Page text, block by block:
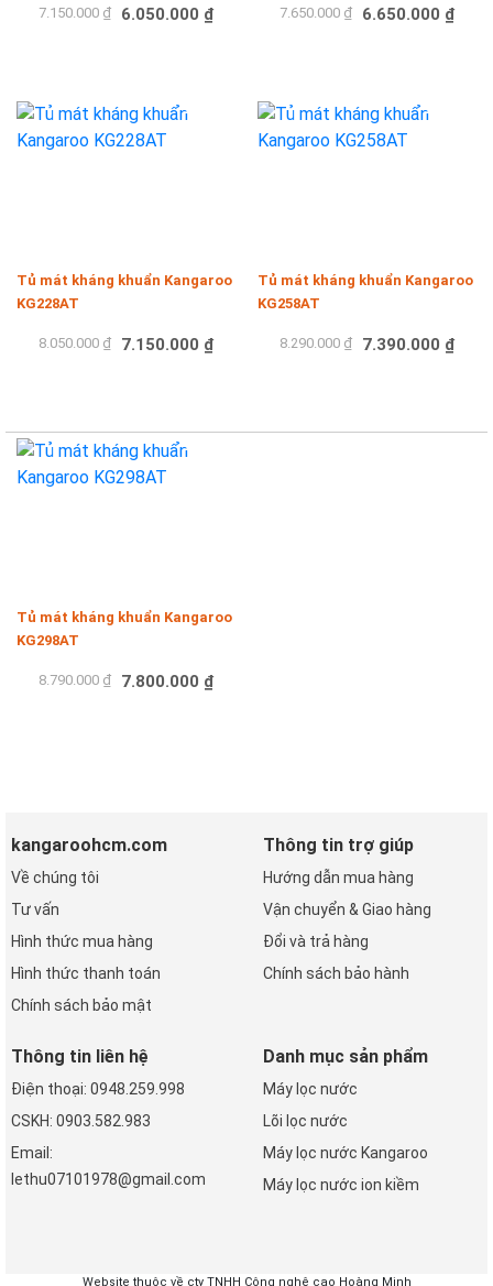
7.150.000 ₫ 6.050.000 ₫ 7.650.000 ₫ 6.650.000 ₫
-11%
Tủ mát kháng khuẩn Kangaroo
KG228AT
8.050.000 ₫ 7.150.000 ₫
-11%
Tủ mát kháng khuẩn Kangaroo
KG258AT
8.290.000 ₫ 7.390.000 ₫
-11%
Tủ mát kháng khuẩn Kangaroo
KG298AT
8.790.000 ₫ 7.800.000 ₫
kangaroohcm.com
Về chúng tôi
Tư vấn
Hình thức mua hàng
Hình thức thanh toán
Chính sách bảo mật
Thông tin trợ giúp
Hướng dẫn mua hàng
Vận chuyển & Giao hàng
Đổi và trả hàng
Chính sách bảo hành
Thông tin liên hệ
Điện thoại: 0948.259.998
CSKH: 0903.582.983
Email:
lethu07101978@gmail.com
Danh mục sản phẩm
Máy lọc nước
Lõi lọc nước
Máy lọc nước Kangaroo
Máy lọc nước ion kiềm
Website thuộc về cty TNHH Công nghệ cao Hoàng Minh